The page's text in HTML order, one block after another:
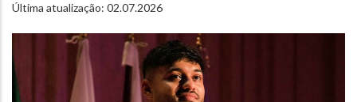
Última atualização: 02.07.2026
Image